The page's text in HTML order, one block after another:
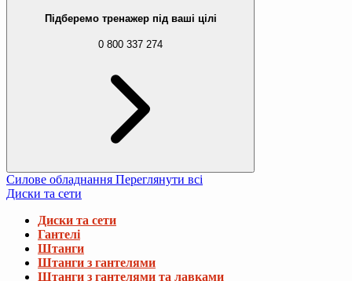
Підберемо тренажер під ваші цілі
0 800 337 274
Силове обладнання Переглянути всі
Диски та сети
Диски та сети
Гантелі
Штанги
Штанги з гантелями
Штанги з гантелями та лавками